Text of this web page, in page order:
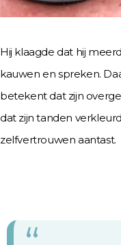
Hij klaagde dat hij
kauwen en spreken.
betekent dat zijn
dat zijn tanden
zelfvertrouwen aantast.